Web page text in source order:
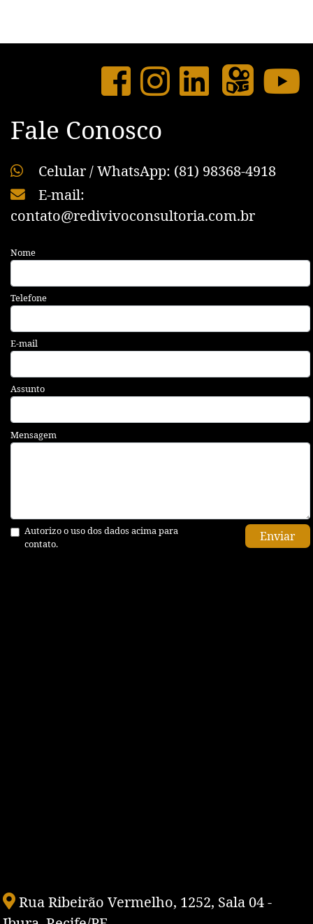
Fale Conosco
Celular / WhatsApp: (81) 98368-4918
E-mail:
contato@redivivoconsultoria.com.br
Nome
Telefone
E-mail
Assunto
Mensagem
Autorizo o uso dos dados acima para
contato.
Enviar
Rua Ribeirão Vermelho, 1252, Sala 04 -